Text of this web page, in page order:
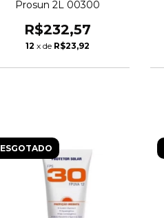
Prosun 2L 00300
R$232,57
12 x de R$23,92
ESGOTADO